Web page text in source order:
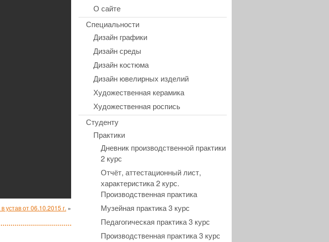
устав от 06.10.2015 г. »
О сайте
Специальности
Дизайн графики
Дизайн среды
Дизайн костюма
Дизайн ювелирных изделий
Художественная керамика
Художественная роспись
Студенту
Практики
Дневник производственной практики
2 курс
Отчёт, аттестационный лист,
характеристика 2 курс.
Производственная практика
Музейная практика 3 курс
Педагогическая практика 3 курс
Производственная практика 3 курс